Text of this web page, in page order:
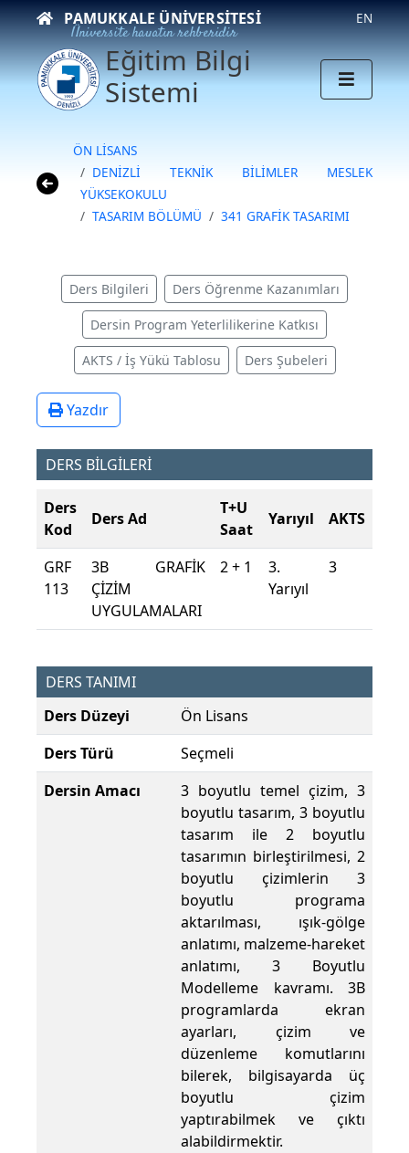
PAMUKKALE ÜNIVERSITESI
Üniversite hayatın rehberidir
EN
Eğitim Bilgi
Sistemi
ÖN LİSANS
DENİZLİ TEKNİK BİLİMLER MESLEK
YÜKSEKOKULU
TASARIM BÖLÜMÜ
341 GRAFİK TASARIMI
Ders Bilgileri Ders Öğrenme Kazanımları
Dersin Program Yeterlilikerine Katkısı
AKTS / İş Yükü Tablosu Ders Şubeleri
Yazdır
DERS BİLGİLERİ
Ders
Kod
Ders Ad
T+U
Saat
Yarıyıl AKTS
GRF
113
3B GRAFİK
ÇİZİM
UYGULAMALARI
2 + 1
3.
Yarıyıl
3
DERS TANIMI
Ders Düzeyi
Ön Lisans
Ders Türü
Seçmeli
Dersin Amacı
3 boyutlu temel çizim, 3
boyutlu tasarım, 3 boyutlu
tasarım ile 2 boyutlu
tasarımın birleştirilmesi, 2
boyutlu çizimlerin 3
boyutlu programa
aktarılması, ışık-gölge
anlatımı, malzeme-hareket
anlatımı, 3 Boyutlu
Modelleme kavramı. 3B
programlarda ekran
ayarları, çizim ve
düzenleme komutlarını
bilerek, bilgisayarda üç
boyutlu çizim
yaptırabilmek ve çıktı
alabildirmektir.